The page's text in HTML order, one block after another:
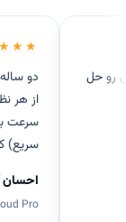
و مشکل رو حل